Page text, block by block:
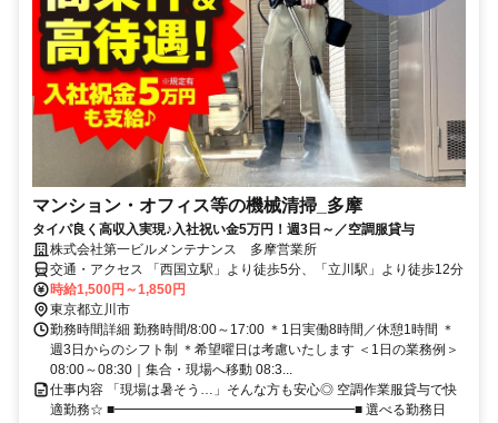
マンション・オフィス等の機械清掃_多摩
タイパ良く高収入実現♪入社祝い金5万円！週3日～／空調服貸与
株式会社第一ビルメンテナンス 多摩営業所
交通・アクセス 「西国立駅」より徒歩5分、「立川駅」より徒歩12分
時給1,500円～1,850円
東京都立川市
勤務時間詳細 勤務時間/8:00～17:00 ＊1日実働8時間／休憩1時間 ＊
週3日からのシフト制 ＊希望曜日は考慮いたします ＜1日の業務例＞
08:00～08:30｜集合・現場へ移動 08:3...
仕事内容 「現場は暑そう…」そんな方も安心◎ 空調作業服貸与で快
適勤務☆ ■━━━━━━━━━━━━━━━━━━■ 選べる勤務日